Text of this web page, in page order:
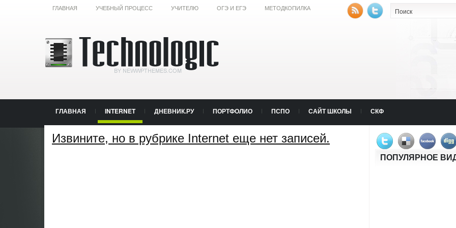
ГЛАВНАЯ УЧЕБНЫЙ ПРОЦЕСС УЧИТЕЛЮ ОГЭ И ЕГЭ МЕТОДКОПИЛКА
ГЛАВНАЯ INTERNET ДНЕВНИК.РУ ПОРТФОЛИО ПСПО САЙТ ШКОЛЫ СКФ
Извините, но в рубрике Internet еще нет записей.
ПОПУЛЯРНОЕ